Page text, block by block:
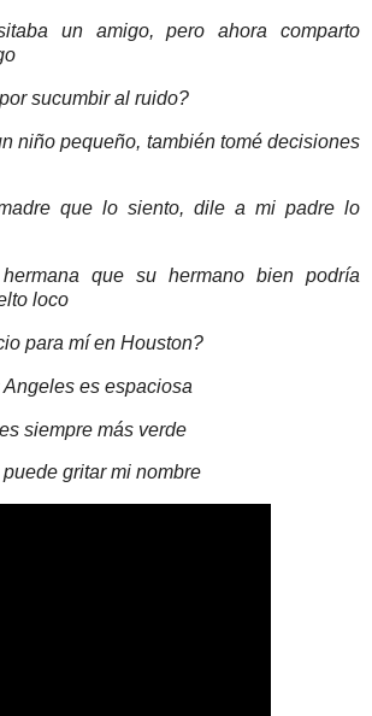
un amigo, pero ahora comparto
sucumbir al ruido?
niño pequeño, también tomé decisiones
que lo siento, dile a mi padre lo
que su hermano bien podría
loco
para mí en Houston?
es espaciosa
siempre más verde
gritar mi nombre